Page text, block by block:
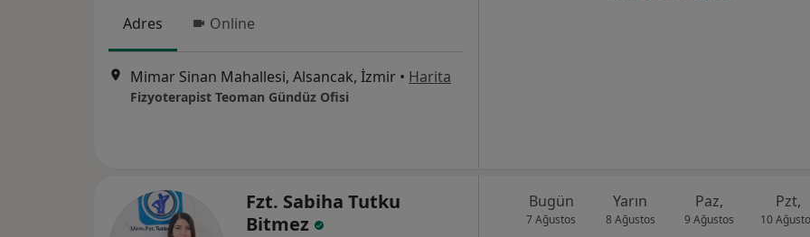
Adres Online
Mimar Sinan Mahallesi, Alsancak, İzmir • Harita
Fizyoterapist Teoman Gündüz Ofisi
Fzt. Sabiha Tutku
Bitmez
Bugün
7 Ağustos
Yarın
8 Ağustos
Paz,
9 Ağustos
Pzt,
10